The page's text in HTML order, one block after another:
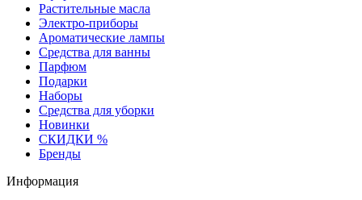
Растительные масла
Электро-приборы
Ароматические лампы
Средства для ванны
Парфюм
Подарки
Наборы
Средства для уборки
Новинки
СКИДКИ %
Бренды
Информация